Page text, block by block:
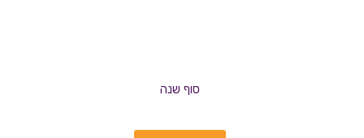
סוף שנה